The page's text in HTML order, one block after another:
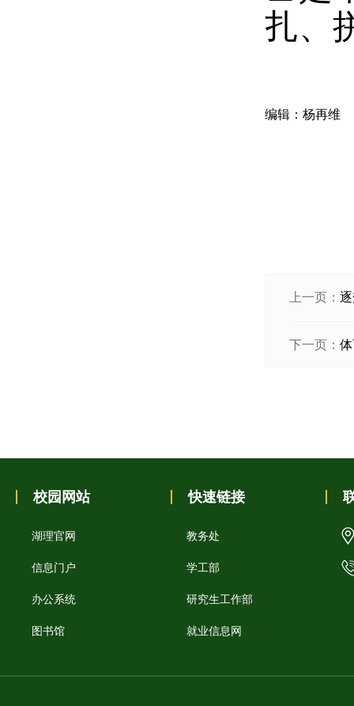
扎、
编辑：杨再维
上一页：
下一页：
校园网站
湖理官网
信息门户
办公系统
图书馆
快速链接
教务处
学工部
研究生工作部
就业信息网